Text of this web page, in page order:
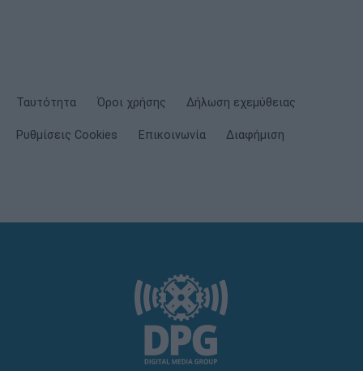
Ταυτότητα Όροι χρήσης Δήλωση εχεμύθειας
Ρυθμίσεις Cookies Επικοινωνία Διαφήμιση